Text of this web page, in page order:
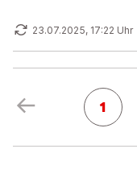
23.07.2025, 17:22 Uhr
1